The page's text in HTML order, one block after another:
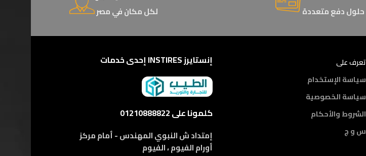
حلول دفع متعددة لكل مكان في مصر
تعرف على
سياسة الإستخدام
سياسة الخصوصية
الشروط والأحكام
س و ج
إنستايرز INSTIRES إحدى خدمات
كلمونا على 01210888822
إمتداد ش النبوي المهندس - أمام مركز
أورام الفيوم ، الفيوم